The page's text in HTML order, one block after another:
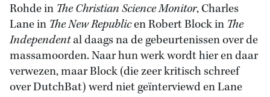
Rohde in The Christian Science Monitor, Charles
Lane in The New Republicen Robert Block in The
Independental daags na de gebeurtenissen over de
massamoorden. Naar hun werk wordt hier en daar
verwezen, maar Block (die zeer kritisch schreef
over DutchBat) werd niet geïnterviewd en Lane